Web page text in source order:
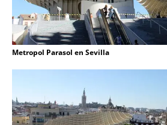
Metropol Parasol en Sevilla